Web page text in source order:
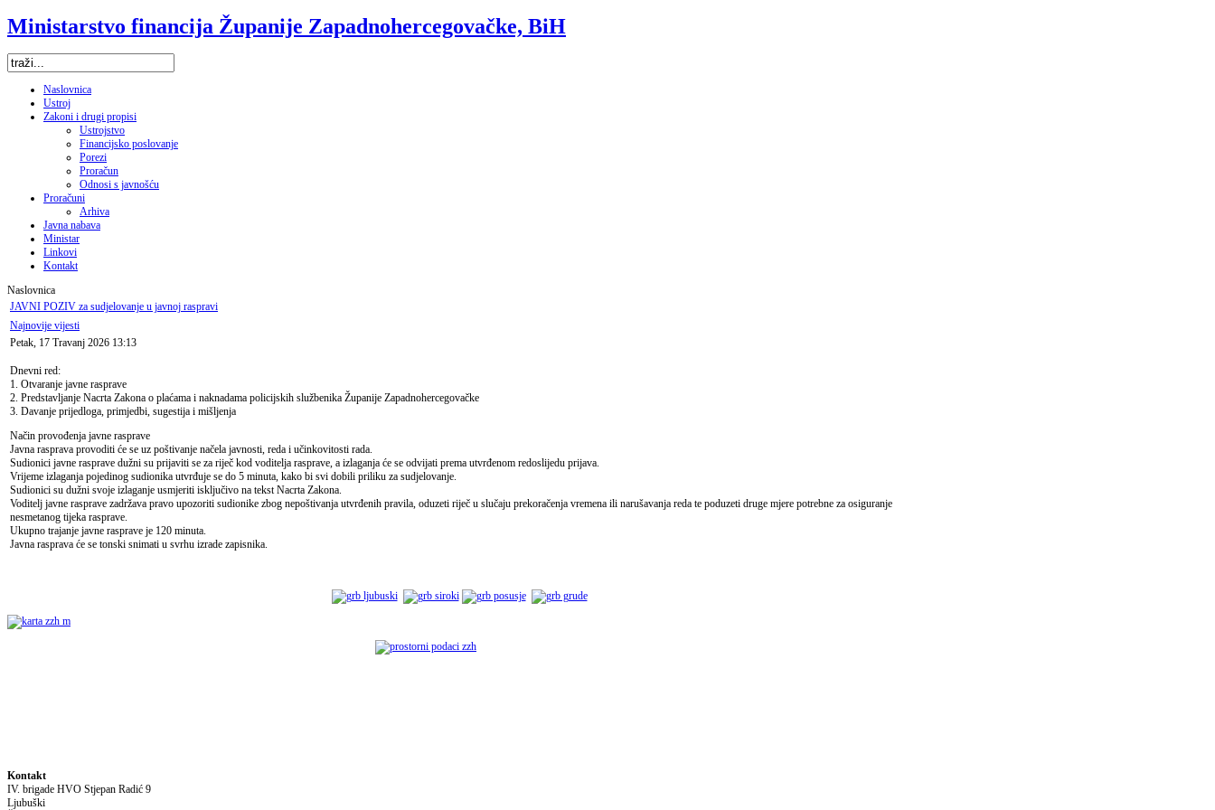
Ministarstvo financija Županije Zapadnohercegovačke, BiH
Naslovnica
Ustroj
Zakoni i drugi propisi
Ustrojstvo
Financijsko poslovanje
Porezi
Proračun
Odnosi s javnošću
Proračuni
Arhiva
Javna nabava
Ministar
Linkovi
Kontakt
Naslovnica
JAVNI POZIV za sudjelovanje u javnoj raspravi
Najnovije vijesti
Petak, 17 Travanj 2026 13:13
Dnevni red:
1. Otvaranje javne rasprave
2. Predstavljanje Nacrta Zakona o plaćama i naknadama policijskih službenika Županije Zapadnohercegovačke
3. Davanje prijedloga, primjedbi, sugestija i mišljenja
Način provođenja javne rasprave
Javna rasprava provoditi će se uz poštivanje načela javnosti, reda i učinkovitosti rada.
Sudionici javne rasprave dužni su prijaviti se za riječ kod voditelja rasprave, a izlaganja će se odvijati prema utvrđenom redoslijedu prijava.
Vrijeme izlaganja pojedinog sudionika utvrđuje se do 5 minuta, kako bi svi dobili priliku za sudjelovanje.
Sudionici su dužni svoje izlaganje usmjeriti isključivo na tekst Nacrta Zakona.
Voditelj javne rasprave zadržava pravo upozoriti sudionike zbog nepoštivanja utvrđenih pravila, oduzeti riječ u slučaju prekoračenja vremena ili narušavanja reda te poduzeti druge mjere potrebne za osiguranje
nesmetanog tijeka rasprave.
Ukupno trajanje javne rasprave je 120 minuta.
Javna rasprava će se tonski snimati u svrhu izrade zapisnika.
Kontakt
IV. brigade HVO Stjepan Radić 9
Ljubuški